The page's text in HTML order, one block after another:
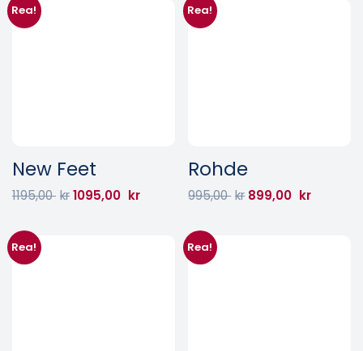
Rea!
New Feet
1195,00 kr1095,00 kr
Rea!
Rohde
995,00 kr 899,00 kr
Rea! Rea!